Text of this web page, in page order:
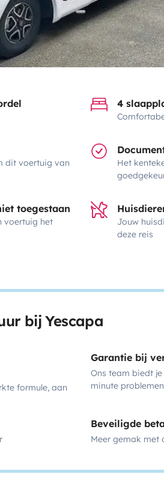
4
dit voertuig van
Het
toegestaan
voertuig het
Jouw
deze reis
bij Yescapa
formule, aan
Garantie bij
Ons team biedt
minute problemen
Beveiligde
Meer gemak met